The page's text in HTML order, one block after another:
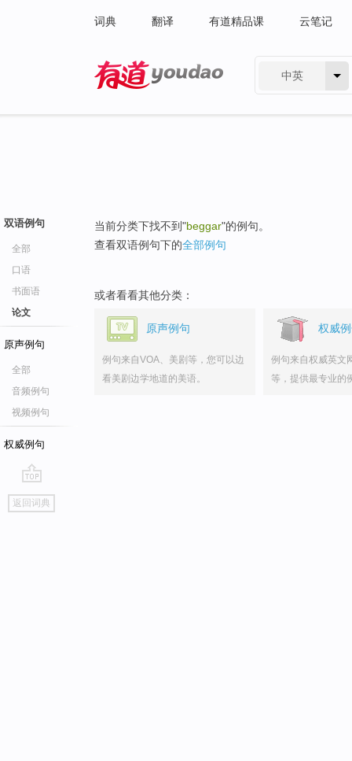
词典 翻译 有道精品课 云笔记
中英
双语例句
全部
口语
书面语
论文
原声例句
全部
音频例句
视频例句
权威例句
go
top
返回词典
当前分类下找不到"beggar"的例句。
查看双语例句下的全部例句
或者看看其他分类：
原声例句
例句来自VOA、美剧等，您可以边
看美剧边学地道的美语。
权威
例句来自权威英文
等，提供最专业的